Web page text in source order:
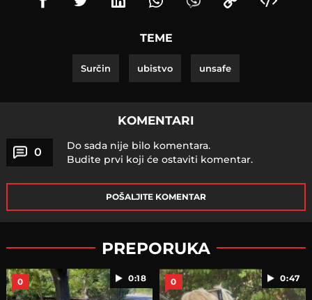
TEME
Surčin ubistvo unsafe
KOMENTARI
0
Do sada nije bilo komentara.
Budite prvi koji će ostaviti komentar.
POŠALJITE KOMENTAR
PREPORUKA
0:18
0 0:47
0